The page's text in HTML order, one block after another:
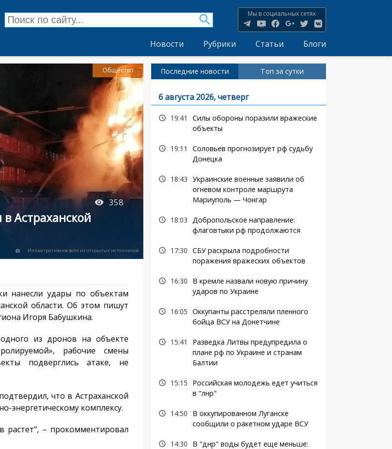
Мы в социальных сетях
Новости Рубрики Статьи Блоги
358
Астраханской
Иллюстративное фото из открытых источников
Общество
нанесли удары по объектам
области. Об этом пишут
Игоря Бабушкина.
из дронов на объекте
рабочие смены
подверглись атаке, не
что в Астраханской
энергетическому комплексу.
растет", – прокомментировал
Последние новости Топ за сутки
6 августа 2026, четверг
19:41
Силы обороны поразили вражеские
объекты
19:11
Соловьев прогнозирует рф судьбу
Донецка
18:43 Украинские военные заявили об
огневом контроле маршрута
Мариуполь — Чонгар
18:03 Добропольское направление:
флаговтыки рф продолжаются
17:30 СБУ раскрыла подробности
поражения вражеских объектов
16:30
В кремле назвали новую причину
ударов по Украине
16:05 Оккупанты расстреляли пленного
бойца ВСУ на Донетчине
15:41
Разведка Литвы предупредила о
плане рф по Украине и странам
Балтии
15:15
Российская молодежь едет учиться
в "лнр"
14:50
В оккупированном Луганске
сообщили о ракетном ударе ВСУ
14:30
В "днр" воды будет еще меньше: